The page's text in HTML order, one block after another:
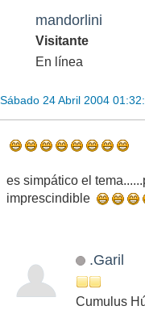
mandorlini
Visitante
En línea
Sábado 24 Abril 2004
es simpático el
imprescindible
.Garil
Cumulus